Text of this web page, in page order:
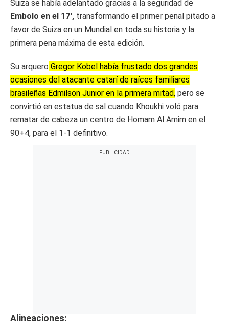
Suiza se había adelantado gracias a la seguridad de
Embolo en el 17′, transformando el primer penal pitado a
favor de Suiza en un Mundial en toda su historia y la
primera pena máxima de esta edición.
Su arquero Gregor Kobel había frustado dos grandes
ocasiones del atacante catarí de raíces familiares
brasileñas Edmilson Junior en la primera mitad, pero se
convirtió en estatua de sal cuando Khoukhi voló para
rematar de cabeza un centro de Homam Al Amim en el
90+4, para el 1-1 definitivo.
Alineaciones: